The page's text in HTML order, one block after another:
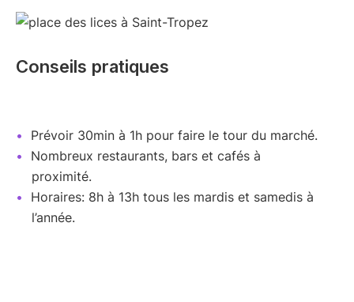
Conseils pratiques
Prévoir 30min à 1h pour faire le tour du marché.
Nombreux restaurants, bars et cafés à
proximité.
Horaires: 8h à 13h tous les mardis et samedis à
l’année.